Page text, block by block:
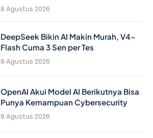
8 Agustus 2026
DeepSeek Bikin AI Makin Murah, V4-
Flash Cuma 3 Sen per Tes
8 Agustus 2026
OpenAI Akui Model AI Berikutnya Bisa
Punya Kemampuan Cybersecurity
8 Agustus 2026